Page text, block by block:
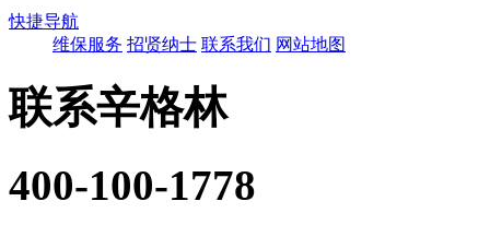
快捷导航
维保服务 招贤纳士 联系我们 网站地图
联系辛格林
400-100-1778